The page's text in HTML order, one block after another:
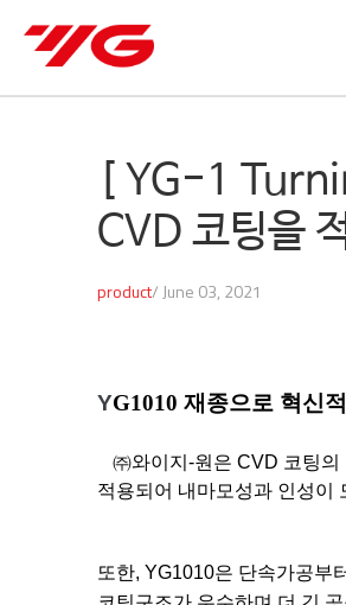
[ YG-1
CVD 코팅을
product/ June 03, 2021
YG1010 재종으로 혁신
㈜와이지-원은 CVD 코팅의
적용되어 내마모성과 인성이
또한, YG1010은 단속가공부